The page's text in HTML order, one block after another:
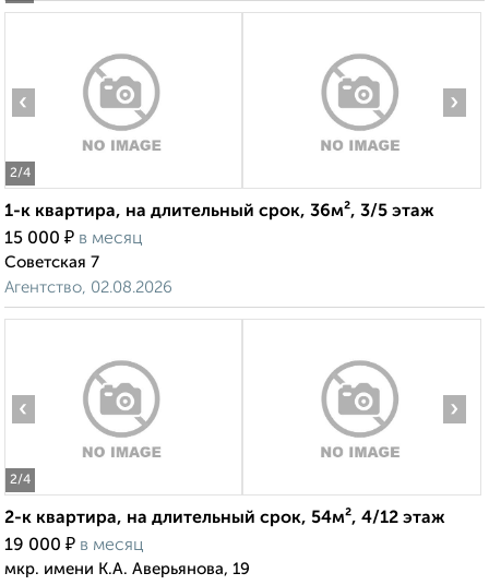
2/4
‹ ›
1-к квартира, на длительный срок, 36м², 3/5 этаж
15 000 ₽ в месяц
Советская 7
Агентство, 02.08.2026
2/4
‹ ›
2-к квартира, на длительный срок, 54м², 4/12 этаж
19 000 ₽ в месяц
мкр. имени К.А. Аверьянова, 19